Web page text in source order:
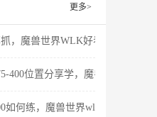
更多>
，魔兽世界WLK好看的狼
400位置分享学，魔兽世界wlk怀
如何练，魔兽世界wlk盗贼天赋